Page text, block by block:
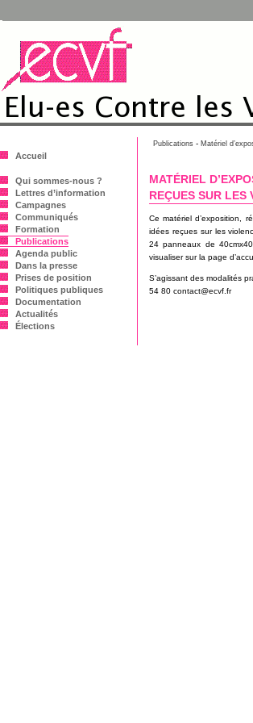
Accueil
Qui sommes-nous ?
Lettres d’information
Campagnes
Communiqués
Formation
Publications
Agenda public
Dans la presse
Prises de position
Politiques publiques
Documentation
Actualités
Élections
Publications - Matériel
MATÉRIEL
REÇUES SUR LES
Ce matériel d’exposition,
idées reçues sur les
24 panneaux de
visualiser sur la page
S’agissant des modalités
54 80 contact@ecvf.fr